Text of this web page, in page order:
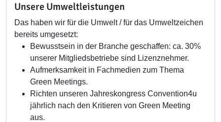
Unsere Umweltleistungen
Das haben wir für die Umwelt / für das Umweltzeichen
bereits umgesetzt:
Bewusstsein in der Branche geschaffen: ca. 30%
unserer Mitgliedsbetriebe sind Lizenznehmer.
Aufmerksamkeit in Fachmedien zum Thema
Green Meetings.
Richten unseren Jahreskongress Convention4u
jährlich nach den Kritieren von Green Meeting
aus.